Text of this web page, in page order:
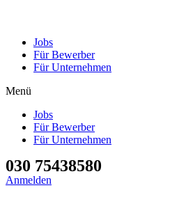
Jobs
Für Bewerber
Für Unternehmen
Menü
Jobs
Für Bewerber
Für Unternehmen
030 75438580
Anmelden